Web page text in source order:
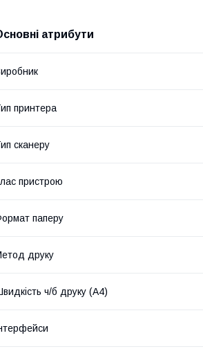
атрибути
принтера
сканеру
пристрою
паперу
друку
ч/б друку (A4)